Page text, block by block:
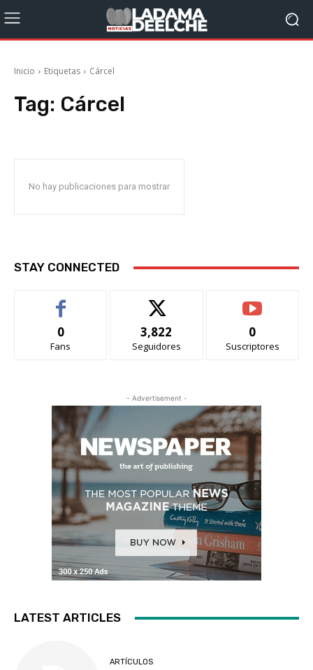
Inicio Etiquetas Cárcel
Tag: Cárcel
No hay publicaciones para mostrar
STAY CONNECTED
0
Fans
3,822
Seguidores
0
Suscriptores
- Advertisement -
LATEST ARTICLES
ARTÍCULOS